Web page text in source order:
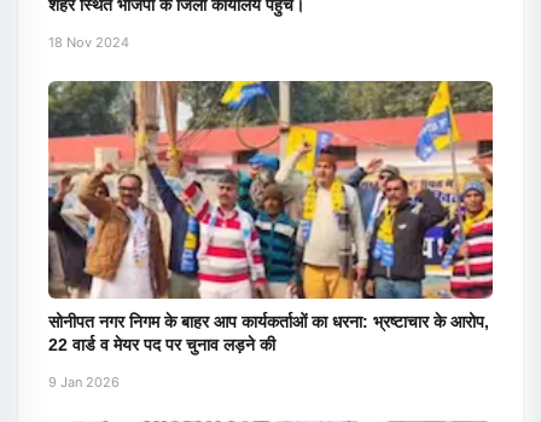
शहर स्थित भाजपा के जिला कार्यालय पहुंचे।
18 Nov 2024
सोनीपत नगर निगम के बाहर आप कार्यकर्ताओं का धरना: भ्रष्टाचार के आरोप,
22 वार्ड व मेयर पद पर चुनाव लड़ने की
9 Jan 2026